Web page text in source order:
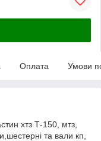
Оплата Умови
хтз Т-150, мтз,
та вали кп,